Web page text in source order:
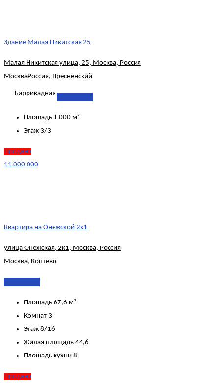
Здание Малая Никитская 25
Малая Никитская улица, 25, Москва, Россия
МоскваРоссия, Пресненский
Баррикадная
Площадь 1 000 м²
Этаж 3/3
Продано
11 000 000
Квартира на Онежской 2к1
улица Онежская, 2к1, Москва, Россия
Москва, Коптево
Площадь 67,6 м²
Комнат 3
Этаж 8/16
Жилая площадь 44,6
Площадь кухни 8
Продано